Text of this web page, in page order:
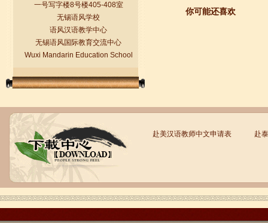
汉语老师们都非常可...
语风汉语学生Brad
我叫Brad,我是澳大利亚人，我在语风
汉语学校学习汉语。我现在可以独立和
我的中国朋友说很流利的汉语。谢谢语
风汉语...
一号写字楼8号楼405-408室
无锡语风学校
语风汉语教学中心
无锡语风国际教育交流中心
Wuxi Mandarin Education School
你可能还喜欢
赴美汉语教师中文申请表 赴